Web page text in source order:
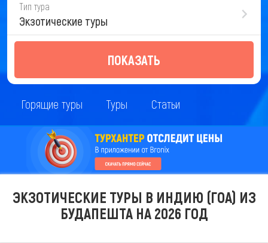
Тип тура
Экзотические туры
ПОКАЗАТЬ
Горящие туры Туры Статьи
ЭКЗОТИЧЕСКИЕ ТУРЫ В ИНДИЮ (ГОА) ИЗ
БУДАПЕШТА НА 2026 ГОД